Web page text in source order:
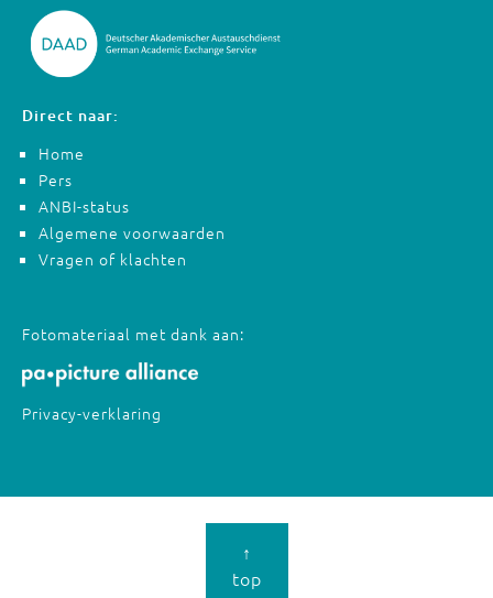
Direct naar:
Home
Pers
ANBI-status
Algemene voorwaarden
Vragen of klachten
Fotomateriaal met dank aan:
Privacy-verklaring
↑
top